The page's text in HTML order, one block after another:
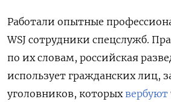
Работали опытные
WSJ сотрудники спецслужб.
по их словам, российская
использует гражданских лиц,
уголовников, которых вербуют